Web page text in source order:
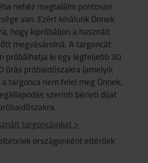
nehéz megtalálni pontosan
van. Ezért kínálunk Önnek
hogy kipróbáljon a használt
megvásárolná. A targoncát
próbálhatja ki egy legfeljebb 30
órás próbaidőszakra (amelyik
targonca nem felel meg Önnek,
szerinti bérleti díjat
targoncáinkat >
országonként eltérőek